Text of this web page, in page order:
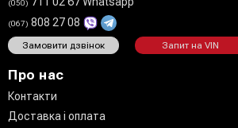
(050)
(067) 808 27 08
Замовити дзвінок Запит на VIN
Про нас
Контакти
Доставка і оплата